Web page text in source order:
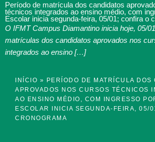
Período de matrícula dos candidatos
técnicos integrados ao ensino médio, com
Escolar inicia segunda-feira, 05/01; confira o
O IFMT Campus Diamantino inicia hoje, 05/
matrículas dos candidatos aprovados nos
integrados ao ensino […]
INÍCIO » PERÍODO DE MATRÍCULA DOS
APROVADOS NOS CURSOS TÉCNICOS
AO ENSINO MÉDIO, COM INGRESSO
ESCOLAR INICIA SEGUNDA-FEIRA, 05/
CRONOGRAMA